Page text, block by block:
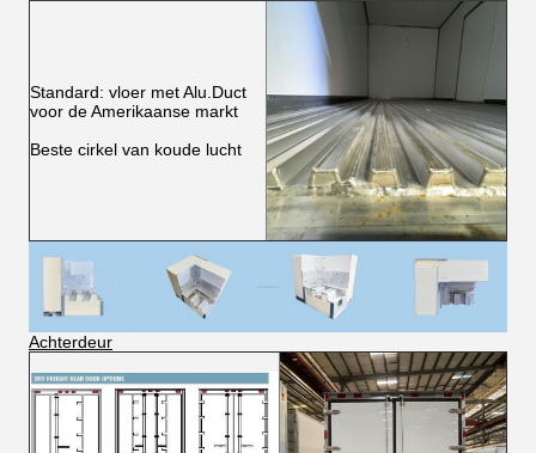
Standard: vloer met Alu.Duct
voor de Amerikaanse markt
Beste cirkel van koude lucht
Achterdeur